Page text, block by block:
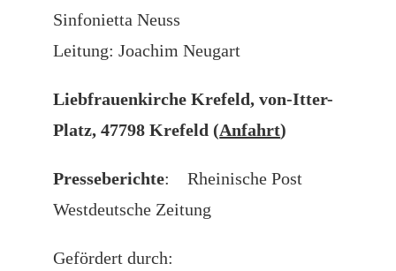
Sinfonietta Neuss
Leitung: Joachim Neugart
Liebfrauenkirche Krefeld, von-Itter-
Platz, 47798 Krefeld (Anfahrt)
Presseberichte: Rheinische Post
Westdeutsche Zeitung
Gefördert durch: